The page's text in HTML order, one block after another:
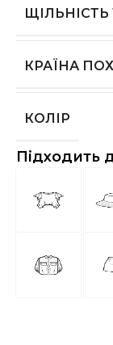
КРАЇНА
КОЛІР
Підходить